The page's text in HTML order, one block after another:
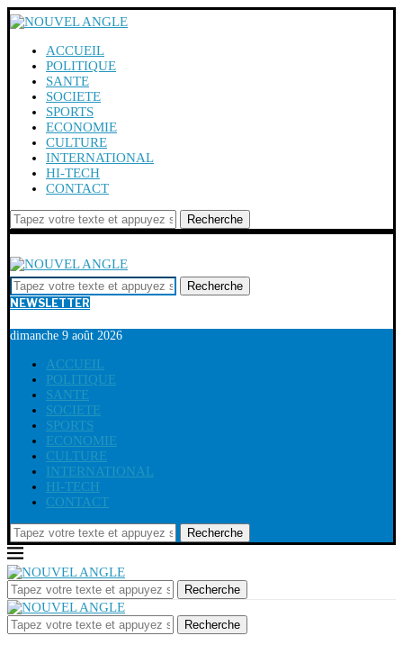
ACCUEIL
POLITIQUE
SANTE
SOCIETE
SPORTS
ECONOMIE
CULTURE
INTERNATIONAL
HI-TECH
CONTACT
Recherche
Recherche
NEWSLETTER
dimanche 9 août 2026
ACCUEIL
POLITIQUE
SANTE
SOCIETE
SPORTS
ECONOMIE
CULTURE
INTERNATIONAL
HI-TECH
CONTACT
Recherche
Recherche
Recherche